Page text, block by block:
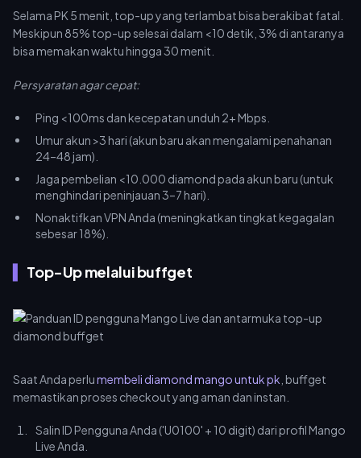
Selama PK 5 menit, top-up yang terlambat bisa berakibat fatal.
Meskipun 85% top-up selesai dalam <10 detik, 3% di antaranya
bisa memakan waktu hingga 30 menit.
Persyaratan agar cepat:
Ping <100ms dan kecepatan unduh 2+ Mbps.
Umur akun >3 hari (akun baru akan mengalami penahanan
24–48 jam).
Jaga pembelian <10.000 diamond pada akun baru (untuk
menghindari peninjauan 3–7 hari).
Nonaktifkan VPN Anda (meningkatkan tingkat kegagalan
sebesar 18%).
Top-Up melalui buffget
Saat Anda perlumembeli diamond mango untuk pk , buffget
memastikan proses checkout yang aman dan instan.
Salin ID Pengguna Anda ('U0100' + 10 digit) dari profil Mango
Live Anda.